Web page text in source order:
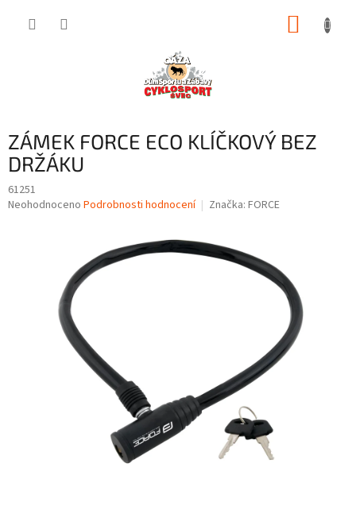
ZÁMEK FORCE ECO KLÍČKOVÝ BEZ
DRŽÁKU
61251
Průměrné
hvězdiček.
Neohodnoceno Podrobnosti hodnocení Značka: FORCE